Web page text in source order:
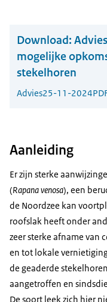
Download:
mogelijke
stekelhoren
Advies25-11-2024
Aanleiding
Er zijn sterke
(Rapana venosa), een
de Noordzee kan
roofslak heeft onder
zeer sterke afname van
en tot lokale
de geaderde
aangetroffen en
De soort leek zich hier